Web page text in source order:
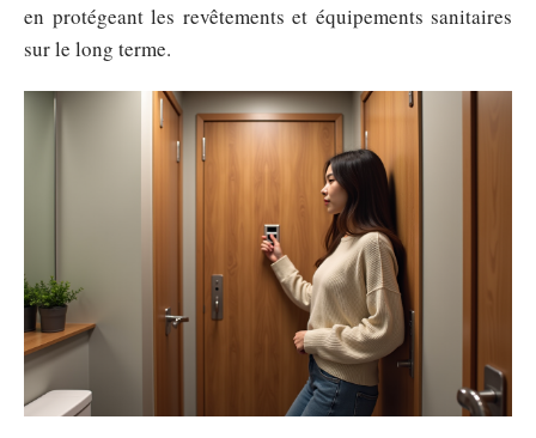
en protégeant les revêtements et équipements sanitaires
sur le long terme.